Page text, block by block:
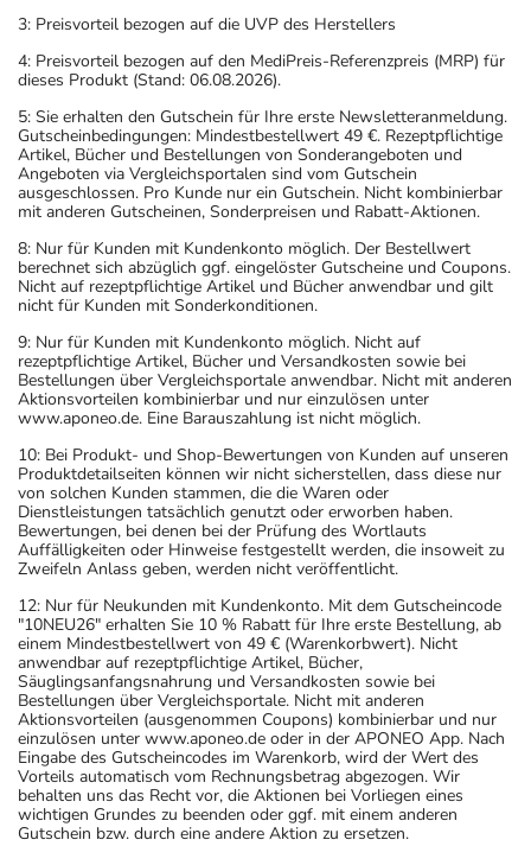
3: Preisvorteil bezogen auf die UVP des Herstellers
4: Preisvorteil bezogen auf den MediPreis-Referenzpreis (MRP) für
dieses Produkt (Stand: 06.08.2026).
5: Sie erhalten den Gutschein für Ihre erste Newsletteranmeldung.
Gutscheinbedingungen: Mindestbestellwert 49 €. Rezeptpflichtige
Artikel, Bücher und Bestellungen von Sonderangeboten und
Angeboten via Vergleichsportalen sind vom Gutschein
ausgeschlossen. Pro Kunde nur ein Gutschein. Nicht kombinierbar
mit anderen Gutscheinen, Sonderpreisen und Rabatt-Aktionen.
8: Nur für Kunden mit Kundenkonto möglich. Der Bestellwert
berechnet sich abzüglich ggf. eingelöster Gutscheine und Coupons.
Nicht auf rezeptpflichtige Artikel und Bücher anwendbar und gilt
nicht für Kunden mit Sonderkonditionen.
9: Nur für Kunden mit Kundenkonto möglich. Nicht auf
rezeptpflichtige Artikel, Bücher und Versandkosten sowie bei
Bestellungen über Vergleichsportale anwendbar. Nicht mit anderen
Aktionsvorteilen kombinierbar und nur einzulösen unter
www.aponeo.de. Eine Barauszahlung ist nicht möglich.
10: Bei Produkt- und Shop-Bewertungen von Kunden auf unseren
Produktdetailseiten können wir nicht sicherstellen, dass diese nur
von solchen Kunden stammen, die die Waren oder
Dienstleistungen tatsächlich genutzt oder erworben haben.
Bewertungen, bei denen bei der Prüfung des Wortlauts
Auffälligkeiten oder Hinweise festgestellt werden, die insoweit zu
Zweifeln Anlass geben, werden nicht veröffentlicht.
12: Nur für Neukunden mit Kundenkonto. Mit dem Gutscheincode
"10NEU26" erhalten Sie 10 % Rabatt für Ihre erste Bestellung, ab
einem Mindestbestellwert von 49 € (Warenkorbwert). Nicht
anwendbar auf rezeptpflichtige Artikel, Bücher,
Säuglingsanfangsnahrung und Versandkosten sowie bei
Bestellungen über Vergleichsportale. Nicht mit anderen
Aktionsvorteilen (ausgenommen Coupons) kombinierbar und nur
einzulösen unter www.aponeo.de oder in der APONEO App. Nach
Eingabe des Gutscheincodes im Warenkorb, wird der Wert des
Vorteils automatisch vom Rechnungsbetrag abgezogen. Wir
behalten uns das Recht vor, die Aktionen bei Vorliegen eines
wichtigen Grundes zu beenden oder ggf. mit einem anderen
Gutschein bzw. durch eine andere Aktion zu ersetzen.